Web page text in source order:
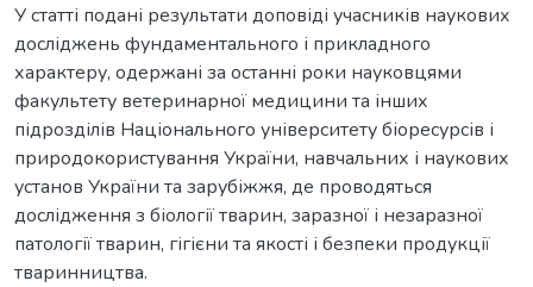
У статті подані результати доповіді учасників наукових
досліджень фундаментального і прикладного
характеру, одержані за останні роки науковцями
факультету ветеринарної медицини та інших
підрозділів Національного університету біоресурсів і
природокористування України, навчальних і наукових
установ України та зарубіжжя, де проводяться
дослідження з біології тварин, заразної і незаразної
патології тварин, гігієни та якості і безпеки продукції
тваринництва.